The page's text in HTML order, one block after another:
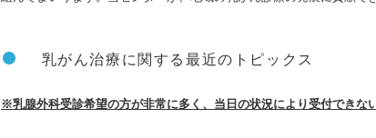
乳がん治療に関する最近のトピックス
※乳腺外科受診希望の方が非常に多く、当日の状況により受付できな